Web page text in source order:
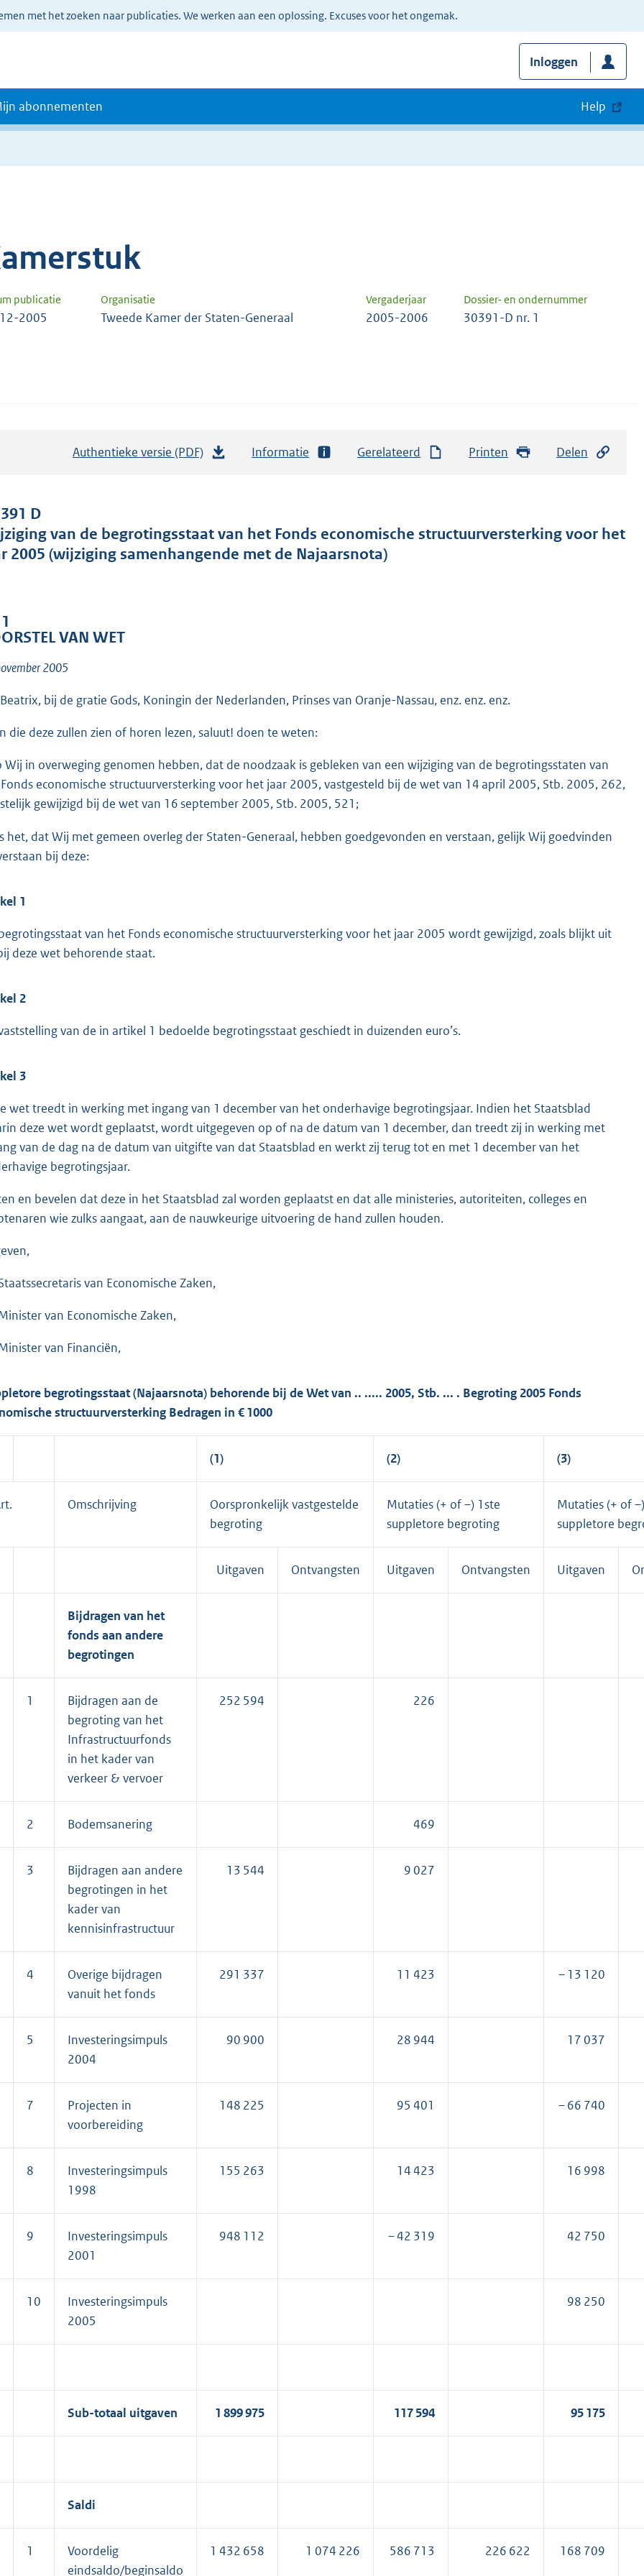
met het zoeken naar publicaties. We werken aan een oplossing. Excuses voor het ongemak.
Inloggen
abonnementen Help
publicatie Organisatie Vergaderjaar Dossier- en ondernummer
2005 Tweede Kamer der Staten-Generaal 2005-2006 30391-D nr. 1
Authentieke versie (PDF)
a
n
t
2
4
K
Informatie Gerelateerd Printen Delen
D
van de begrotingsstaat van het Fonds economische structuurversterking voor het
2005 (wijziging samenhangende met de Najaarsnota)
VAN WET
2005
bij de gratie Gods, Koningin der Nederlanden, Prinses van Oranje-Nassau, enz. enz. enz.
die deze zullen zien of horen lezen, saluut! doen te weten:
Wij in overweging genomen hebben, dat de noodzaak is gebleken van een wijziging van de begrotingsstaten van
economische structuurversterking voor het jaar 2005, vastgesteld bij de wet van 14 april 2005, Stb. 2005, 262,
gewijzigd bij de wet van 16 september 2005, Stb. 2005, 521;
het, dat Wij met gemeen overleg der Staten-Generaal, hebben goedgevonden en verstaan, gelijk Wij goedvinden
bij deze:
1
van het Fonds economische structuurversterking voor het jaar 2005 wordt gewijzigd, zoals blijkt uit
deze wet behorende staat.
2
van de in artikel 1 bedoelde begrotingsstaat geschiedt in duizenden euro’s.
3
wet treedt in werking met ingang van 1 december van het onderhavige begrotingsjaar. Indien het Staatsblad
deze wet wordt geplaatst, wordt uitgegeven op of na de datum van 1 december, dan treedt zij in werking met
van de dag na de datum van uitgifte van dat Staatsblad en werkt zij terug tot en met 1 december van het
begrotingsjaar.
en bevelen dat deze in het Staatsblad zal worden geplaatst en dat alle ministeries, autoriteiten, colleges en
wie zulks aangaat, aan de nauwkeurige uitvoering de hand zullen houden.
van Economische Zaken,
van Economische Zaken,
van Financiën,
begrotingsstaat (Najaarsnota) behorende bij de Wet van .. ..... 2005, Stb. ... . Begroting 2005 Fonds
structuurversterking Bedragen in € 1000
(1) (2) (3)
Omschrijving
Oorspronkelijk vastgestelde
begroting
Mutaties (+ of –) 1ste
suppletore begroting
Mutaties (+ of
suppletore
Uitgaven Ontvangsten Uitgaven Ontvangsten Uitgaven
Bijdragen van het
fonds aan andere
begrotingen
1
Bijdragen aan de
begroting van het
Infrastructuurfonds
in het kader van
verkeer & vervoer
252 594 226
2 Bodemsanering 469
3
Bijdragen aan andere
begrotingen in het
kader van
kennisinfrastructuur
13 544 9 027
4
Overige bijdragen
vanuit het fonds
291 337 11 423 – 13 120
5
Investeringsimpuls
2004
90 900 28 944 17 037
7
Projecten in
voorbereiding
148 225 95 401 – 66 740
8
Investeringsimpuls
1998
155 263 14 423 16 998
9
Investeringsimpuls
2001
948 112 – 42 319 42 750
10
Investeringsimpuls
2005
98 250
Sub-totaal uitgaven 1 899 975 117 594 95 175
Saldi
1
Voordelig
eindsaldo/beginsaldo
1 432 658 1 074 226 586 713 226 622 168 709